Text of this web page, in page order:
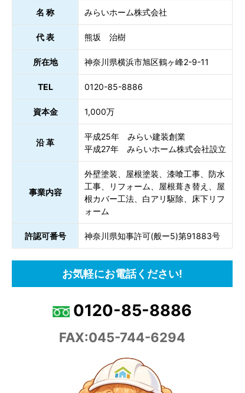
名 称 みらいホーム株式会社
代 表 熊坂 治樹
所在地 神奈川県横浜市旭区鶴ヶ峰2-9-11
TEL 0120-85-8886
資本金 1,000万
沿 革
平成25年 みらい建装創業
平成27年 みらいホーム株式会社設立
事業内容
外壁塗装、屋根塗装、漆喰工事、防水
工事、リフォーム、屋根葺き替え、屋
根カバー工法、白アリ駆除、床下リフ
ォーム
許認可番号 神奈川県知事許可(般ー5)第91883号
お気軽にお電話ください!
0120-85-8886
FAX:045-744-6294